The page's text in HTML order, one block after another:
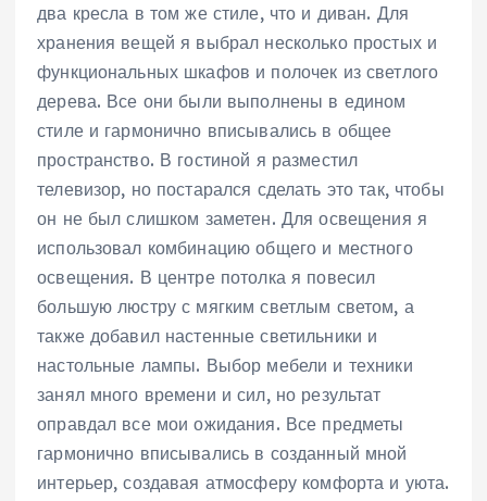
два кресла в том же стиле, что и диван. Для
хранения вещей я выбрал несколько простых и
функциональных шкафов и полочек из светлого
дерева. Все они были выполнены в едином
стиле и гармонично вписывались в общее
пространство. В гостиной я разместил
телевизор, но постарался сделать это так, чтобы
он не был слишком заметен. Для освещения я
использовал комбинацию общего и местного
освещения. В центре потолка я повесил
большую люстру с мягким светлым светом, а
также добавил настенные светильники и
настольные лампы. Выбор мебели и техники
занял много времени и сил, но результат
оправдал все мои ожидания. Все предметы
гармонично вписывались в созданный мной
интерьер, создавая атмосферу комфорта и уюта.